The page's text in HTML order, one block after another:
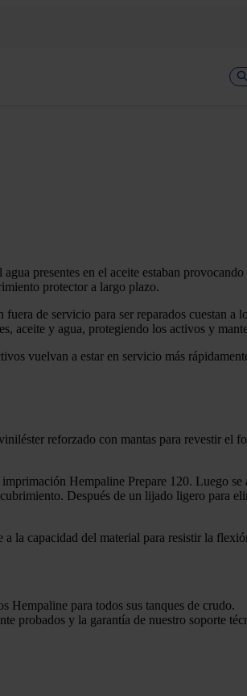
presentes en el aceite estaban
protector a largo plazo.
de servicio para ser reparados cuestan
aceite y agua, protegiendo los activos y
vuelvan a estar en servicio más
reforzado con mantas para revestir el
Hempaline Prepare 120. Luego
Después de un lijado ligero para
la capacidad del material para resistir la
Hempaline para todos sus tanques de crudo.
probados y la garantía de nuestro soporte